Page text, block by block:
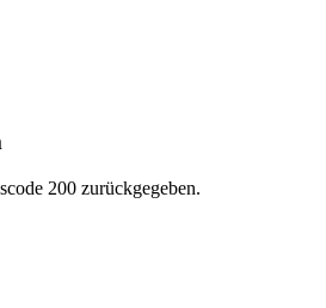
200 zurückgegeben.